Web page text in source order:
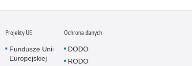
Projekty UE
Fundusze Unii
Europejskiej
Ochrona danych
DODO
RODO